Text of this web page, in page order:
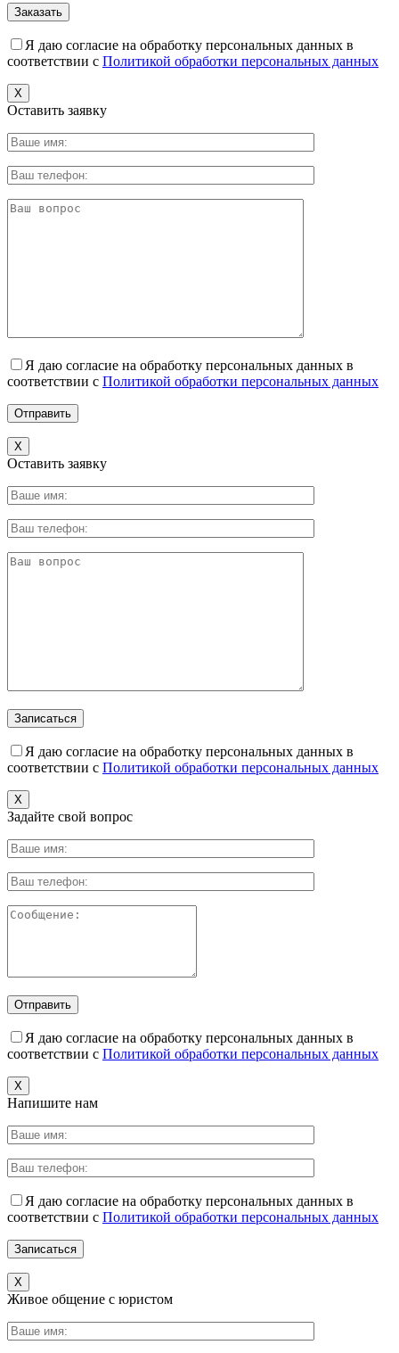
Я даю согласие на обработку персональных данных в
соответствии с Политикой обработки персональных данных
X
Оставить заявку
Я даю согласие на обработку персональных данных в
соответствии с Политикой обработки персональных данных
X
Оставить заявку
Я даю согласие на обработку персональных данных в
соответствии с Политикой обработки персональных данных
X
Задайте свой вопрос
Я даю согласие на обработку персональных данных в
соответствии с Политикой обработки персональных данных
X
Напишите нам
Я даю согласие на обработку персональных данных в
соответствии с Политикой обработки персональных данных
X
Живое общение с юристом